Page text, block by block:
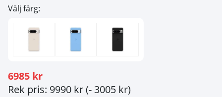
Välj färg:
6985 kr
Rek pris: 9990 kr(- 3005 kr)